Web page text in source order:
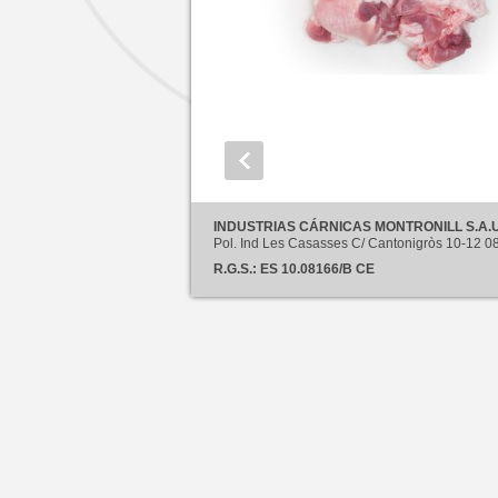
INDUSTRIAS CÁRNICAS MONTRONILL
Pol. Ind Les Casasses C/ Cantonigròs 10-12
R.G.S.: ES 10.08166/B CE